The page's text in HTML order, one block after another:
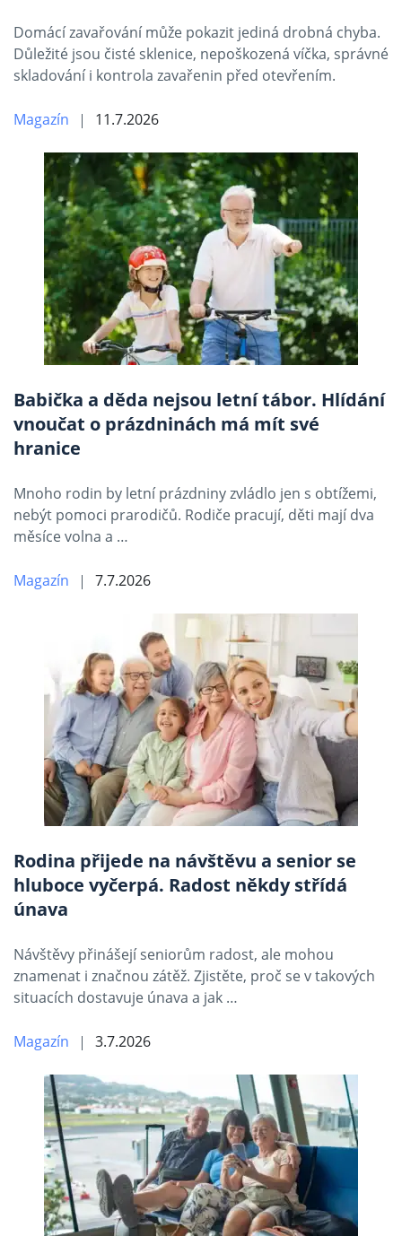
Domácí zavařování může pokazit jediná drobná chyba.
Důležité jsou čisté sklenice, nepoškozená víčka, správné
skladování i kontrola zavařenin před otevřením.
Magazín 11.7.2026
Babička a děda nejsou letní tábor. Hlídání
vnoučat o prázdninách má mít své
hranice
Mnoho rodin by letní prázdniny zvládlo jen s obtížemi,
nebýt pomoci prarodičů. Rodiče pracují, děti mají dva
měsíce volna a …
Magazín 7.7.2026
Rodina přijede na návštěvu a senior se
hluboce vyčerpá. Radost někdy střídá
únava
Návštěvy přinášejí seniorům radost, ale mohou
znamenat i značnou zátěž. Zjistěte, proč se v takových
situacích dostavuje únava a jak …
Magazín 3.7.2026